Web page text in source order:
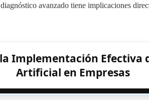
avanzado tiene implicaciones
Implementación Efectiva
Artificial en Empresas